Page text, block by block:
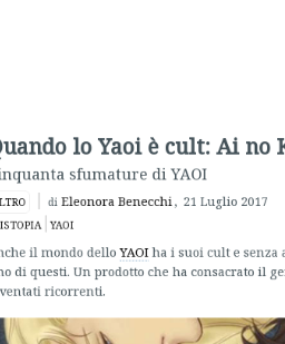
è innanzitutto uno dei primi YAOI